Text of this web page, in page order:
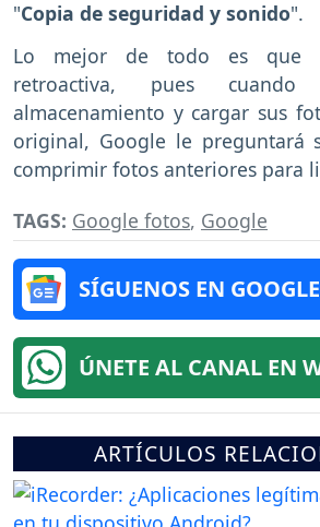
"Copia de seguridad y sonido".
Lo mejor de todo es que
retroactiva, pues
almacenamiento y cargar sus
original, Google le preguntará
comprimir fotos anteriores para
TAGS: Google fotos, Google
SÍGUENOS EN
ÚNETE AL CANAL EN
ARTÍCULOS